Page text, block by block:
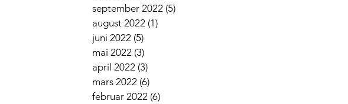
september 2022 (5)
august 2022 (1)
juni 2022 (5)
mai 2022 (3)
april 2022 (3)
mars 2022 (6)
februar 2022 (6)